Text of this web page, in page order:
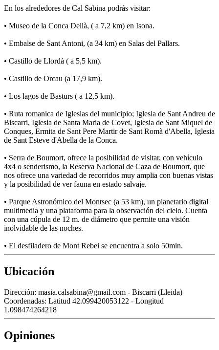
En los alrededores de Cal Sabina podrás visitar:
• Museo de la Conca Dellà, ( a 7,2 km) en Isona.
• Embalse de Sant Antoni, (a 34 km) en Salas del Pallars.
• Castillo de Llordà ( a 5,5 km).
• Castillo de Orcau (a 17,9 km).
• Los lagos de Basturs ( a 12,5 km).
• Ruta romanica de Iglesias del municipio; Iglesia de Sant Andreu de
Biscarri, Iglesia de Santa Maria de Covet, Iglesia de Sant Miquel de
Conques, Ermita de Sant Pere Martir de Sant Romà d'Abella, Iglesia
de Sant Esteve d'Abella de la Conca.
• Serra de Boumort, ofrece la posibilidad de visitar, con vehículo
4x4 o senderismo, la Reserva Nacional de Caza de Boumort, que
nos ofrece una variedad de recorridos muy amplia con buenas vistas
y la posibilidad de ver fauna en estado salvaje.
• Parque Astronómico del Montsec (a 53 km), un planetario digital
multimedia y una plataforma para la observación del cielo. Cuenta
con una cúpula de 12 m. de diámetro que permite una visión
inolvidable de las noches.
• El desfiladero de Mont Rebei se encuentra a solo 50min.
Ubicación
Dirección: masia.calsabina@gmail.com - Biscarri (Lleida)
Coordenadas: Latitud 42.099420053122 - Longitud
1.098474264218
Opiniones